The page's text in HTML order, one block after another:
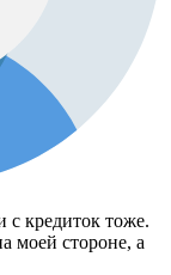
с кредиток тоже.
моей стороне, а